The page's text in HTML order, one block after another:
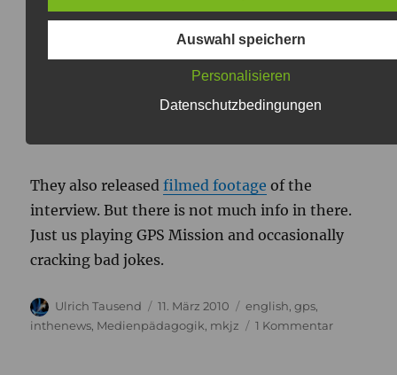
it the propper way by
and then scrolling down to „Komm spiel mit
uns“ and pressing „play“ there
They also releasedfilmed footage of the
interview. But there is not much info in there.
Just us playing GPS Mission and occasionally
cracking bad jokes.
Autor
Ulrich Tausend
Veröffentlicht
am
11. März 2010 Kategorien
english,gps,
inthenews Medienpädagogik mkjz 1 Kommentarzu
Auswahl speichern
Personalisieren
Datenschutzbedingungen